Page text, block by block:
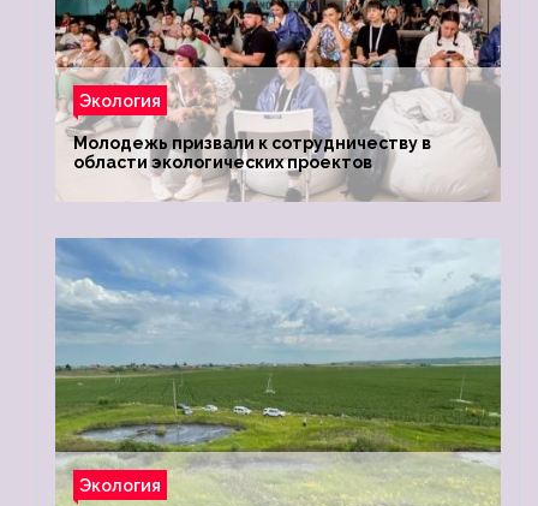
Экология
Молодежь призвали к сотрудничеству в
области экологических проектов
Экология